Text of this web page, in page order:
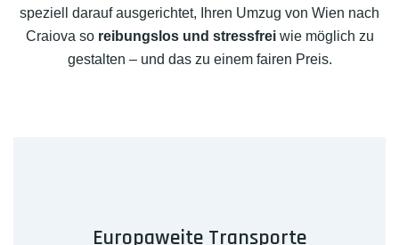
speziell darauf ausgerichtet, Ihren Umzug von Wien nach
Craiova so reibungslos und stressfreiwie möglich zu
gestalten – und das zu einem fairen Preis.
Europaweite Transporte